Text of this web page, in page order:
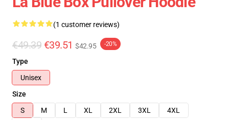
(1 customer reviews)
€49.39 €39.51 $42.95 -20%
Type
Unisex
Size
S
M L XL 2XL 3XL
4XL